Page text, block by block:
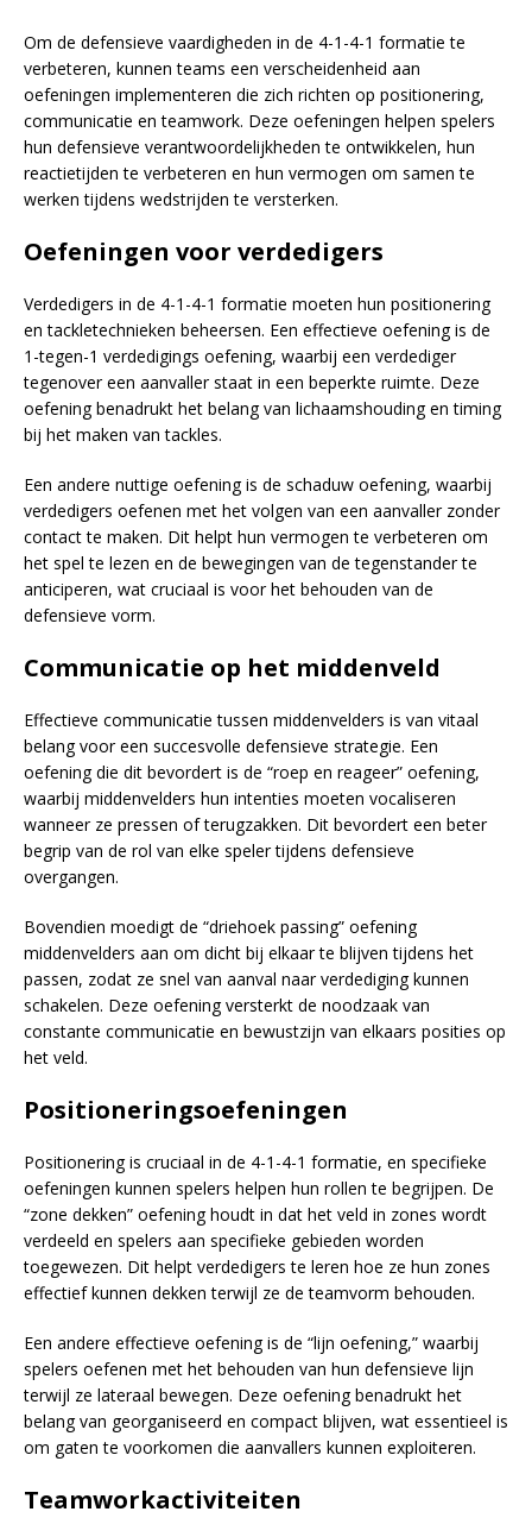
Om de defensieve vaardigheden in de 4-1-4-1 formatie te
verbeteren, kunnen teams een verscheidenheid aan
oefeningen implementeren die zich richten op positionering,
communicatie en teamwork. Deze oefeningen helpen spelers
hun defensieve verantwoordelijkheden te ontwikkelen, hun
reactietijden te verbeteren en hun vermogen om samen te
werken tijdens wedstrijden te versterken.
Oefeningen voor verdedigers
Verdedigers in de 4-1-4-1 formatie moeten hun positionering
en tackletechnieken beheersen. Een effectieve oefening is de
1-tegen-1 verdedigings oefening, waarbij een verdediger
tegenover een aanvaller staat in een beperkte ruimte. Deze
oefening benadrukt het belang van lichaamshouding en timing
bij het maken van tackles.
Een andere nuttige oefening is de schaduw oefening, waarbij
verdedigers oefenen met het volgen van een aanvaller zonder
contact te maken. Dit helpt hun vermogen te verbeteren om
het spel te lezen en de bewegingen van de tegenstander te
anticiperen, wat cruciaal is voor het behouden van de
defensieve vorm.
Communicatie op het middenveld
Effectieve communicatie tussen middenvelders is van vitaal
belang voor een succesvolle defensieve strategie. Een
oefening die dit bevordert is de “roep en reageer” oefening,
waarbij middenvelders hun intenties moeten vocaliseren
wanneer ze pressen of terugzakken. Dit bevordert een beter
begrip van de rol van elke speler tijdens defensieve
overgangen.
Bovendien moedigt de “driehoek passing” oefening
middenvelders aan om dicht bij elkaar te blijven tijdens het
passen, zodat ze snel van aanval naar verdediging kunnen
schakelen. Deze oefening versterkt de noodzaak van
constante communicatie en bewustzijn van elkaars posities op
het veld.
Positioneringsoefeningen
Positionering is cruciaal in de 4-1-4-1 formatie, en specifieke
oefeningen kunnen spelers helpen hun rollen te begrijpen. De
“zone dekken” oefening houdt in dat het veld in zones wordt
verdeeld en spelers aan specifieke gebieden worden
toegewezen. Dit helpt verdedigers te leren hoe ze hun zones
effectief kunnen dekken terwijl ze de teamvorm behouden.
Een andere effectieve oefening is de “lijn oefening,” waarbij
spelers oefenen met het behouden van hun defensieve lijn
terwijl ze lateraal bewegen. Deze oefening benadrukt het
belang van georganiseerd en compact blijven, wat essentieel is
om gaten te voorkomen die aanvallers kunnen exploiteren.
Teamworkactiviteiten